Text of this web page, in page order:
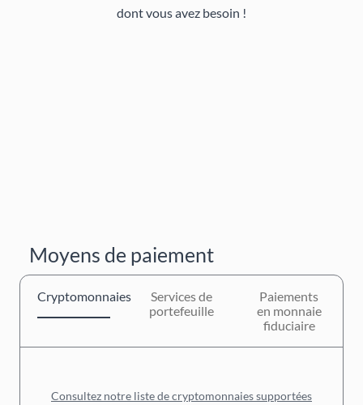
dont vous avez besoin !
Moyens de paiement
Cryptomonnaies
Services de
portefeuille
Paiements
en monnaie
fiduciaire
Consultez notre liste de cryptomonnaies supportées